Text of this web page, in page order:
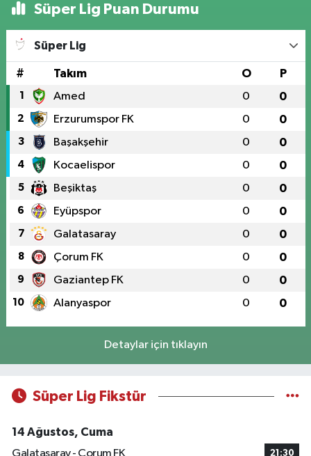
Süper Lig Puan Durumu
Süper Lig
# Takım O P
1 Amed 0 0
2 Erzurumspor FK 0 0
3 Başakşehir 0 0
4 Kocaelispor 0 0
5 Beşiktaş 0 0
6 Eyüpspor 0 0
7 Galatasaray 0 0
8 Çorum FK 0 0
9 Gaziantep FK 0 0
10 Alanyaspor 0 0
Detaylar için tıklayın
Süper Lig Fikstür
14 Ağustos, Cuma
Galatasaray - Çorum FK
21:30